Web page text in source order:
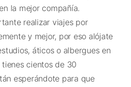
la mejor compañía.
realizar viajes por
y mejor, por eso alójate
áticos o albergues en
cientos de 30
esperándote para que